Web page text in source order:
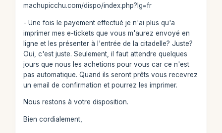
machupicchu.com/dispo/index.php?lg=fr
- Une fois le payement effectué je n'ai plus qu'a
imprimer mes e-tickets que vous m'aurez envoyé en
ligne et les présenter à l'entrée de la citadelle? Juste?
Oui, c'est juste. Seulement, il faut attendre quelques
jours que nous les achetions pour vous car ce n'est
pas automatique. Quand ils seront prêts vous recevrez
un email de confirmation et pourrez les imprimer.
Nous restons à votre disposition.
Bien cordialement,